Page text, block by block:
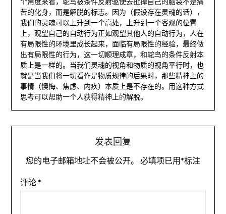
苦的化身，而是解脱的标志。因为（假设存在灵魂的话），
我们的灵魂可以上升到一个高处，上升到一个客观的位置
上，观望自己的自动行为正如观望其他人的自动行为，人在
有局限性的环境里成长起来，面临有局限性的经验，最终做
出有局限性的行为，这一切顺理成章，和鸵鸟的条件反射本
质上是一样的。当我们灵魂的视角和物质的视角平行时，也
就是当我们将一切看作是物质规律的后果时，那些精神上的
事情（懊悔、焦虑、内疚）本质上是不存在的。用这种方式
思考可以帮助一个人获得精神上的解脱。
发表回复
您的电子邮箱地址不会被公开。 必填项已用*标注
评论*